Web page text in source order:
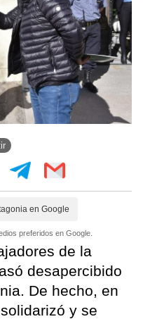
en Google
preferidos en Google.
de la
desapercibido
De hecho, en
y se